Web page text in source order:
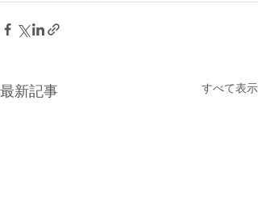
最新記事 すべて表示